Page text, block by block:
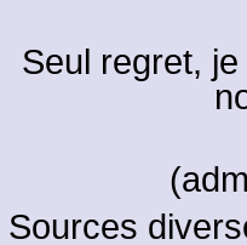
Seul regret,
Sources